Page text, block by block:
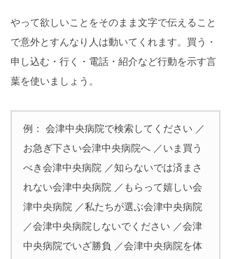
やって欲しいことをそのまま文字で伝えること
で意外とすんなり人は動いてくれます。買う・
申し込む・行く・電話・紹介など行動を示す言
葉を使いましょう。
例： 会津中央病院で検索してください ／
お急ぎ下さい会津中央病院へ ／いま買う
べき会津中央病院 ／知らないでは済まさ
れない会津中央病院 ／もらって嬉しい会
津中央病院 ／私たちが選ぶ会津中央病院
／会津中央病院しないでください ／会津
中央病院でいざ勝負 ／会津中央病院を体